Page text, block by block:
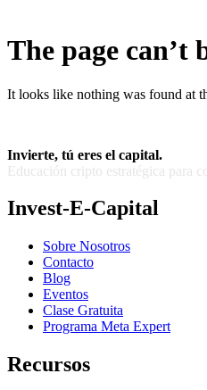
The page can’t
It looks like nothing was found at
Invierte, tú eres el capital.
Educación cripto estratégica para
Invest-E-Capital
Sobre Nosotros
Contacto
Blog
Eventos
Clase Gratuita
Programa Meta Expert
Recursos